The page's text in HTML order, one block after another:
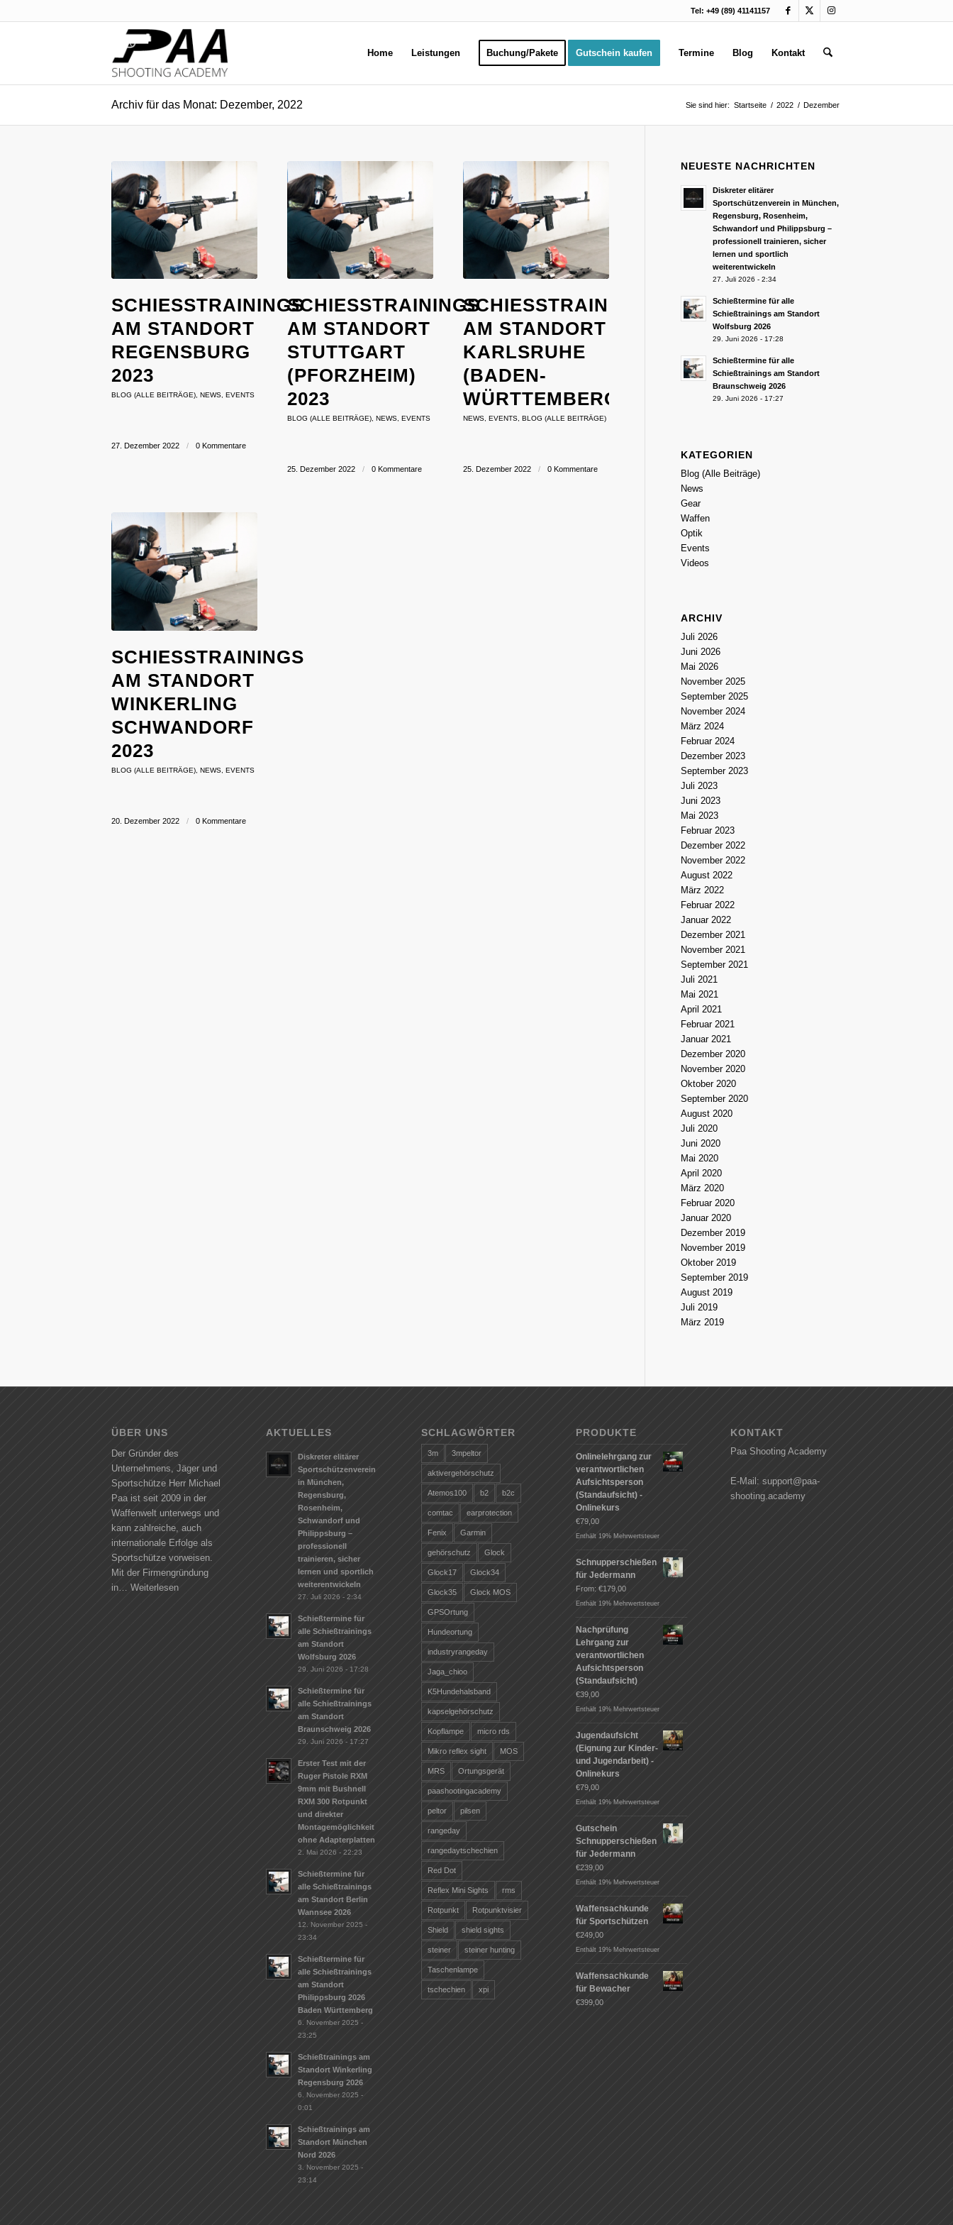
Tel: +49 (89) 41141157
Home Leistungen Buchung/Pakete Gutschein kaufen Termine Blog Kontakt
Archiv für das Monat: Dezember, 2022 Sie sind hier: Startseite / 2022 / Dezember
SCHIESSTRAININGS A
M STANDORT R
EGENSBURG 2
023
BLOG (ALLE BEITRÄGE), NEWS, EVENTS
27. Dezember 2022 / 0 Kommentare
SCHIESSTRAININGS A
M STANDORT S
TUTTGART (
PFORZHEIM) 2
023
BLOG (ALLE BEITRÄGE), NEWS, EVENTS
25. Dezember 2022 / 0 Kommentare
SCHIESSTRAININGS A
M STANDORT K
ARLSRUHE (
BADEN-W
ÜRTTEMBERG)
NEWS, EVENTS, BLOG (ALLE BEITRÄGE)
25. Dezember 2022 / 0 Kommentare
SCHIESSTRAININGS A
M STANDORT W
INKERLING S
CHWANDORF 2
023
BLOG (ALLE BEITRÄGE) NEWS EVENTS
20. Dezember 2022 / 0 Kommentare
NEUESTE NACHRICHTEN
Diskreter elitärer
Sportschützenverein in München,
Regensburg, Rosenheim,
Schwandorf und Philippsburg –
professionell trainieren, sicher
lernen und sportlich
weiterentwickeln
27. Juli 2026 - 2:34
Schießtermine für alle
Schießtrainings am Standort
Wolfsburg 2026
29. Juni 2026 - 17:28
Schießtermine für alle
Schießtrainings am Standort
Braunschweig 2026
29. Juni 2026 - 17:27
KATEGORIEN
Blog (Alle Beiträge)
News
Gear
Waffen
Optik
Events
Videos
ARCHIV
Juli 2026
Juni 2026
Mai 2026
November 2025
September 2025
November 2024
März 2024
Februar 2024
Dezember 2023
September 2023
Juli 2023
Juni 2023
Mai 2023
Februar 2023
Dezember 2022
November 2022
August 2022
März 2022
Februar 2022
Januar 2022
Dezember 2021
November 2021
September 2021
Juli 2021
Mai 2021
April 2021
Februar 2021
Januar 2021
Dezember 2020
November 2020
Oktober 2020
September 2020
August 2020
Juli 2020
Juni 2020
Mai 2020
April 2020
März 2020
Februar 2020
Januar 2020
Dezember 2019
November 2019
Oktober 2019
September 2019
August 2019
Juli 2019
März 2019
ÜBER UNS
Der Gründer des
Unternehmens, Jäger und
Sportschütze Herr Michael
Paa ist seit 2009 in der
Waffenwelt unterwegs und
kann zahlreiche, auch
internationale Erfolge als
Sportschütze vorweisen.
Mit der Firmengründung
in… Weiterlesen
AKTUELLES
Diskreter elitärer
Sportschützenverein
in München,
Regensburg,
Rosenheim,
Schwandorf und
Philippsburg –
professionell
trainieren, sicher
lernen und sportlich
weiterentwickeln
27. Juli 2026 - 2:34
Schießtermine für
alle Schießtrainings
am Standort
Wolfsburg 2026
29. Juni 2026 - 17:28
Schießtermine für
alle Schießtrainings
am Standort
Braunschweig 2026
29. Juni 2026 - 17:27
Erster Test mit der
Ruger Pistole RXM
9mm mit Bushnell
RXM 300 Rotpunkt
und direkter
Montagemöglichkeit
ohne Adapterplatten
2. Mai 2026 - 22:23
Schießtermine für
alle Schießtrainings
am Standort Berlin
Wannsee 2026
12. November 2025 -
23:34
Schießtermine für
alle Schießtrainings
am Standort
Philippsburg 2026
Baden Württemberg
6. November 2025 -
23:25
Schießtrainings am
Standort Winkerling
Regensburg 2026
6. November 2025 -
0:01
Schießtrainings am
Standort München
Nord 2026
3. November 2025 -
23:14
SCHLAGWÖRTER
3m 3mpeltor
aktivergehörschutz
Atemos100 b2 b2c
comtac earprotection
Fenix Garmin
gehörschutz Glock
Glock17 Glock34
Glock35 Glock MOS
GPSOrtung
Hundeortung
industryrangeday
Jaga_chioo
K5Hundehalsband
kapselgehörschutz
Kopflampe micro rds
Mikro reflex sight MOS
MRS Ortungsgerät
paashootingacademy
peltor pilsen
rangeday
rangedaytschechien
Red Dot
Reflex Mini Sights rms
Rotpunkt Rotpunktvisier
Shield shield sights
steiner steiner hunting
Taschenlampe
tschechien xpi
PRODUKTE
Onlinelehrgang zur
verantwortlichen
Aufsichtsperson
(Standaufsicht) -
Onlinekurs
€79,00
Enthält 19% Mehrwertsteuer
Schnupperschießen
für Jedermann
From:€179,00
Enthält 19% Mehrwertsteuer
Nachprüfung
Lehrgang zur
verantwortlichen
Aufsichtsperson
(Standaufsicht)
€39,00
Enthält 19% Mehrwertsteuer
Jugendaufsicht
(Eignung zur Kinder-
und Jugendarbeit) -
Onlinekurs
€79,00
Enthält 19% Mehrwertsteuer
Gutschein
Schnupperschießen
für Jedermann
€239,00
Enthält 19% Mehrwertsteuer
Waffensachkunde
für Sportschützen
€249,00
Enthält 19% Mehrwertsteuer
Waffensachkunde
für Bewacher
€399,00
KONTAKT
Paa Shooting Academy
E-Mail: support@paa-
shooting.academy